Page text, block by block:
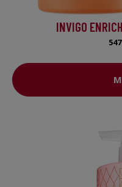
INVIGO